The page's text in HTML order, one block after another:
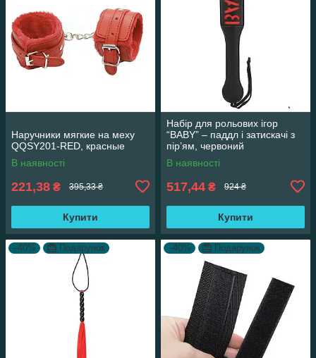
Наручники мягкие на меху
QQSY201-RED, красные
В наявності
221,38 ₴ 395,33 ₴
Купити
Набір для рольових ігор
“BABY” – паддл і затискачі з
пір’ям, червоний
В наявності
517,44 ₴ 924 ₴
Купити
–40% Подарунок –40% Подарунок